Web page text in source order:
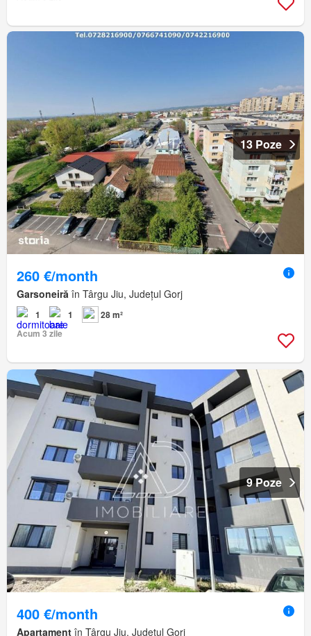
13 Poze
260 €/month
Garsoneiră în Târgu Jiu, Județul Gorj
1 1
28 m²
Acum 3 zile
9 Poze
400 €/month
Apartament în Târgu Jiu, Județul Gorj